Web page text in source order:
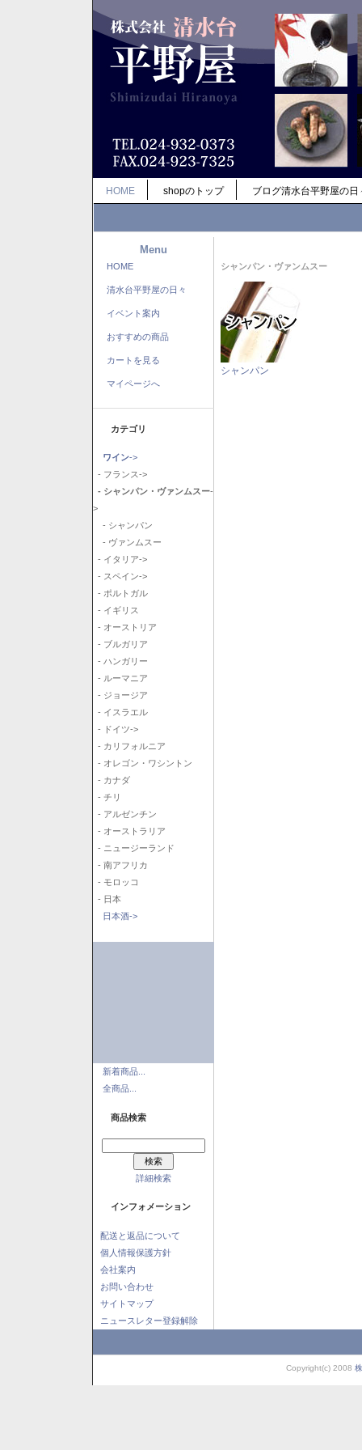
HOME shopのトップ ブログ清水台平野屋の日
Menu
HOME
清水台平野屋の日々
イベント案内
おすすめの商品
カートを見る
マイページへ
カテゴリ
ワイン->
- フランス->
- シャンパン・ヴァンムスー-
>
- シャンパン
- ヴァンムスー
- イタリア->
- スペイン->
- ポルトガル
- イギリス
- オーストリア
- ブルガリア
- ハンガリー
- ルーマニア
- ジョージア
- イスラエル
- ドイツ->
- カリフォルニア
- オレゴン・ワシントン
- カナダ
- チリ
- アルゼンチン
- オーストラリア
- ニュージーランド
- 南アフリカ
- モロッコ
- 日本
日本酒->
新着商品...
全商品...
商品検索
詳細検索
インフォメーション
配送と返品について
個人情報保護方針
会社案内
お問い合わせ
サイトマップ
ニュースレター登録解除
シャンパン・ヴァンムスー
シャンパン
Copyright(c) 2008